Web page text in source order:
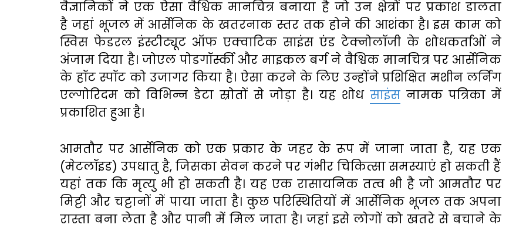
वैज्ञानिकों ने एक ऐसा वैश्विक मानचित्र बनाया है जो उन क्षेत्रों पर प्रकाश डालता
है जहां भूजल में आर्सेनिक के खतरनाक स्तर तक होने की आशंका है। इस काम को
स्विस फेडरल इंस्टीट्यूट ऑफ एक्वाटिक साइंस एंड टेक्नोलॉजी के शोधकर्ताओं ने
अंजाम दिया है। जोएल पोडगॉर्स्की और माइकल बर्ग ने वैश्विक मानचित्र पर आर्सेनिक
के हॉट स्पॉट को उजागर किया है। ऐसा करने के लिए उन्होंने प्रशिक्षित मशीन लर्निंग
एल्गोरिदम को विभिन्न डेटा स्रोतों से जोड़ा है। यह शोध साइंस नामक पत्रिका में
प्रकाशितहुआहै।
आमतौर पर आर्सेनिक को एक प्रकार के जहर के रूप में जाना जाता है, यह एक
(मेटलॉइड) उपधातु है, जिसका सेवन करने पर गंभीर चिकित्सा समस्याएं हो सकती हैं
यहां तक कि मृत्यु भी हो सकती है। यह एक रासायनिक तत्व भी है जो आमतौर पर
मिट्टी और चट्टानों में पाया जाता है। कुछ परिस्थितियों में आर्सेनिक भूजल तक अपना
रास्ता बना लेता है और पानी में मिल जाता है। जहां इसे लोगों को खतरे से बचाने के